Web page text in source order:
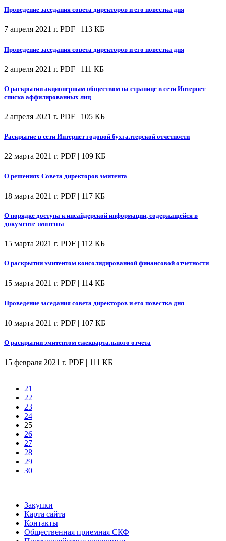
Проведение заседания совета директоров и его повестка дня
7 апреля 2021 г. PDF | 113 КБ
Проведение заседания совета директоров и его повестка дня
2 апреля 2021 г. PDF | 111 КБ
О раскрытии акционерным обществом на странице в сети Интернет
списка аффилированных лиц
2 апреля 2021 г. PDF | 105 КБ
Раскрытие в сети Интернет годовой бухгалтерской отчетности
22 марта 2021 г. PDF | 109 КБ
О решениях Совета директоров эмитента
18 марта 2021 г. PDF | 117 КБ
О порядке доступа к инсайдерской информации, содержащейся в
документе эмитента
15 марта 2021 г. PDF | 112 КБ
О раскрытии эмитентом консолидированной финансовой отчетности
15 марта 2021 г. PDF | 114 КБ
Проведение заседания совета директоров и его повестка дня
10 марта 2021 г. PDF | 107 КБ
О раскрытии эмитентом ежеквартального отчета
15 февраля 2021 г. PDF | 111 КБ
21
22
23
24
25
26
27
28
29
30
Закупки
Карта сайта
Контакты
Общественная приемная СКФ